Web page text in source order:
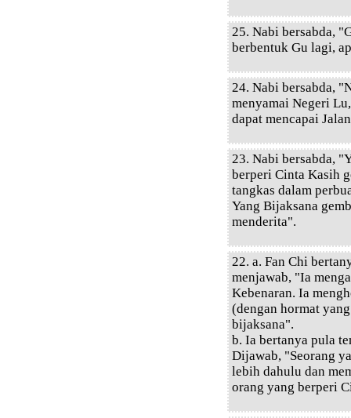
25. Nabi bersabda,
berbentuk Gu lagi,
24. Nabi bersabda,
menyamai Negeri
dapat mencapai
23. Nabi bersabda,
berperi Cinta Kasih
tangkas dalam
Yang Bijaksana
menderita".
22. a. Fan Chi
menjawab, "Ia
Kebenaran. Ia
(dengan hormat
bijaksana".
b. Ia bertanya pula
Dijawab, "Seorang
lebih dahulu dan
orang yang berperi